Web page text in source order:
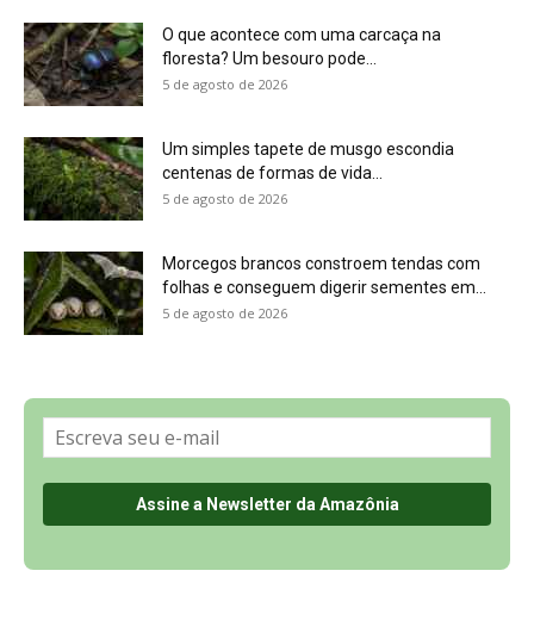
Política de Privacidade, LGPD e RGPD
Últimas Notícias
🌎 Español
©